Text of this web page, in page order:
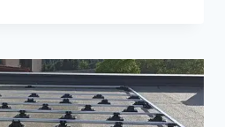
POSSONO
RISOLVERE
FACILMENTE
IL